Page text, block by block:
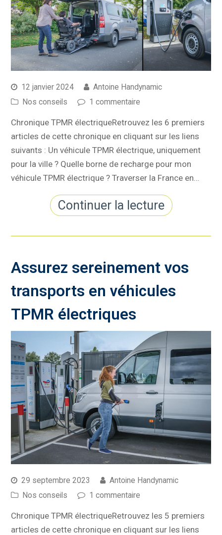
12 janvier 2024
Antoine Handynamic
Nos conseils
1 commentaire
Chronique TPMR électriqueRetrouvez les 6 premiers
articles de cette chronique en cliquant sur les liens
suivants : Un véhicule TPMR électrique, uniquement
pour la ville ? Quelle borne de recharge pour mon
véhicule TPMR électrique ? Traverser la France en…
Continuer la lecture
Assurez sereinement vos
transports en véhicules
TPMR électriques
29 septembre 2023
Antoine Handynamic
Nos conseils
1 commentaire
Chronique TPMR électriqueRetrouvez les 5 premiers
articles de cette chronique en cliquant sur les liens